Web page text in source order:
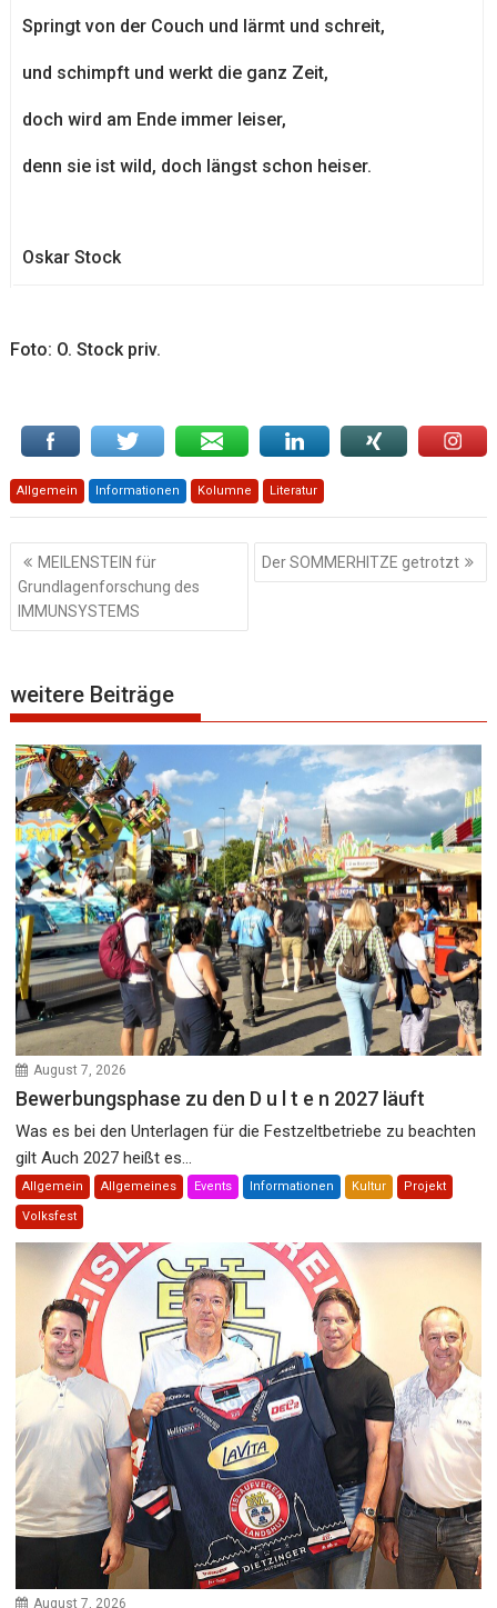
Springt von der Couch und lärmt und schreit,
und schimpft und werkt die ganz Zeit,
doch wird am Ende immer leiser,
denn sie ist wild, doch längst schon heiser.
Oskar Stock
Foto: O. Stock priv.
Allgemein Informationen Kolumne Literatur
Beitragsnavigation
MEILENSTEIN für
Grundlagenforschung des
IMMUNSYSTEMS
Der SOMMERHITZE getrotzt
weitere Beiträge
August 7, 2026
Bewerbungsphase zu den D u l t e n 2027 läuft
Was es bei den Unterlagen für die Festzeltbetriebe zu beachten
gilt Auch 2027 heißt es...
Allgemein Allgemeines Events Informationen Kultur Projekt
Volksfest
August 7, 2026